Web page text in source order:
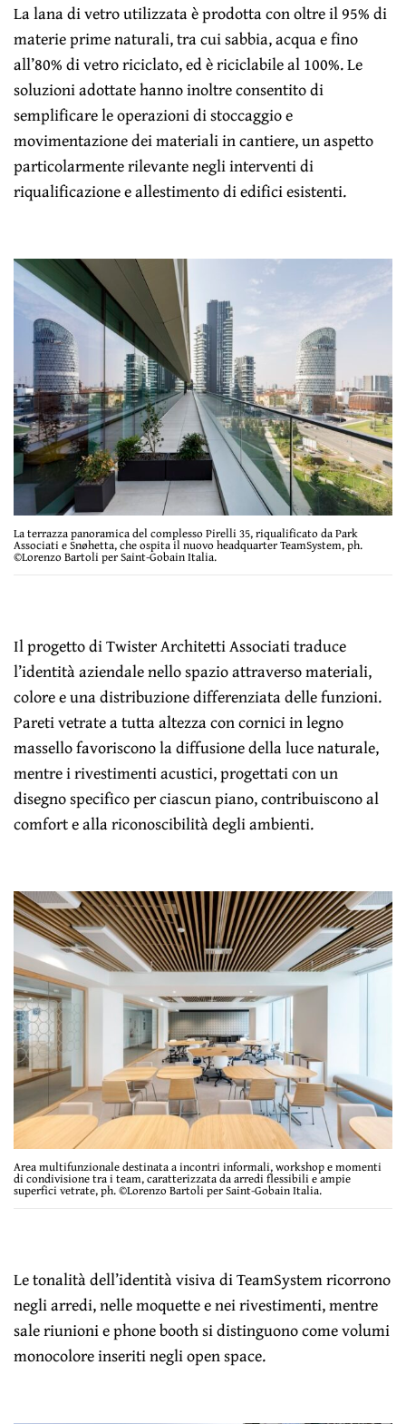
La lana di vetro utilizzata è prodotta con oltre il 95% di
materie prime naturali, tra cui sabbia, acqua e fino
all’80% di vetro riciclato, ed è riciclabile al 100%. Le
soluzioni adottate hanno inoltre consentito di
semplificare le operazioni di stoccaggio e
movimentazione dei materiali in cantiere, un aspetto
particolarmente rilevante negli interventi di
riqualificazione e allestimento di edifici esistenti.
La terrazza panoramica del complesso Pirelli 35, riqualificato da Park
Associati e Snøhetta, che ospita il nuovo headquarter TeamSystem, ph.
©Lorenzo Bartoli per Saint-Gobain Italia.
Il progetto di Twister Architetti Associati traduce
l’identità aziendale nello spazio attraverso materiali,
colore e una distribuzione differenziata delle funzioni.
Pareti vetrate a tutta altezza con cornici in legno
massello favoriscono la diffusione della luce naturale,
mentre i rivestimenti acustici, progettati con un
disegno specifico per ciascun piano, contribuiscono al
comfort e alla riconoscibilità degli ambienti.
Area multifunzionale destinata a incontri informali, workshop e momenti
di condivisione tra i team, caratterizzata da arredi flessibili e ampie
superfici vetrate, ph. ©Lorenzo Bartoli per Saint-Gobain Italia.
Le tonalità dell’identità visiva di TeamSystem ricorrono
negli arredi, nelle moquette e nei rivestimenti, mentre
sale riunioni e phone booth si distinguono come volumi
monocolore inseriti negli open space.